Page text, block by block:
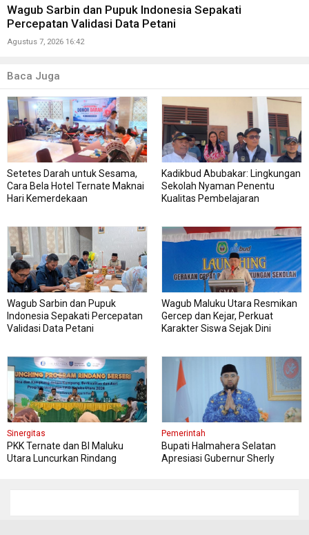
Wagub Sarbin dan Pupuk Indonesia Sepakati
Percepatan Validasi Data Petani
Agustus 7, 2026 16:42
Baca Juga
Setetes Darah untuk Sesama,
Cara Bela Hotel Ternate Maknai
Hari Kemerdekaan
Kadikbud Abubakar: Lingkungan
Sekolah Nyaman Penentu
Kualitas Pembelajaran
Wagub Sarbin dan Pupuk
Indonesia Sepakati Percepatan
Validasi Data Petani
Wagub Maluku Utara Resmikan
Gercep dan Kejar, Perkuat
Karakter Siswa Sejak Dini
Sinergitas
PKK Ternate dan BI Maluku
Utara Luncurkan Rindang
Pemerintah
Bupati Halmahera Selatan
Apresiasi Gubernur Sherly